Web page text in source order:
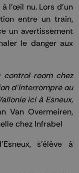
à l'œil nu. Lors d'un
entre un train,
un avertissement
le danger aux
control room chez
d'interrompre ou
ici à Esneux,
Van Overmeiren,
chez Infrabel
s'élève à